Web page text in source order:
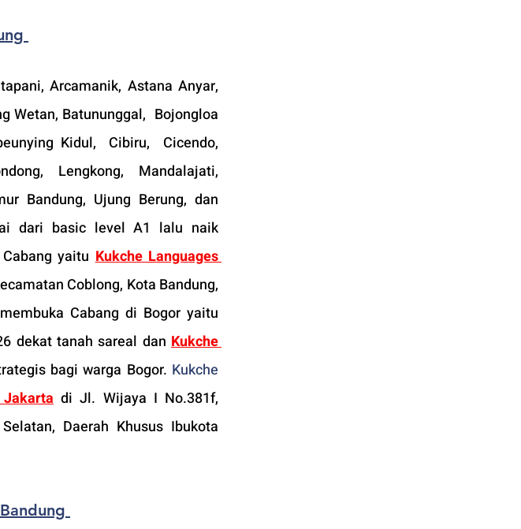
Arcamanik, Astana Anyar,
Wetan, Batununggal,  Bojongloa
Kidul,  Cibiru,  Cicendo,
Lengkong, Mandalajati,
Bandung, Ujung Berung, dan
dari basic level A1 lalu naik
Cabang yaitu Kukche Languages
Coblong, Kota Bandung,
Cabang di Bogor yaitu
dekat tanah sareal dan Kukche
bagi warga Bogor. Kukche
di Jl. Wijaya I No.381f,
Daerah Khusus Ibukota